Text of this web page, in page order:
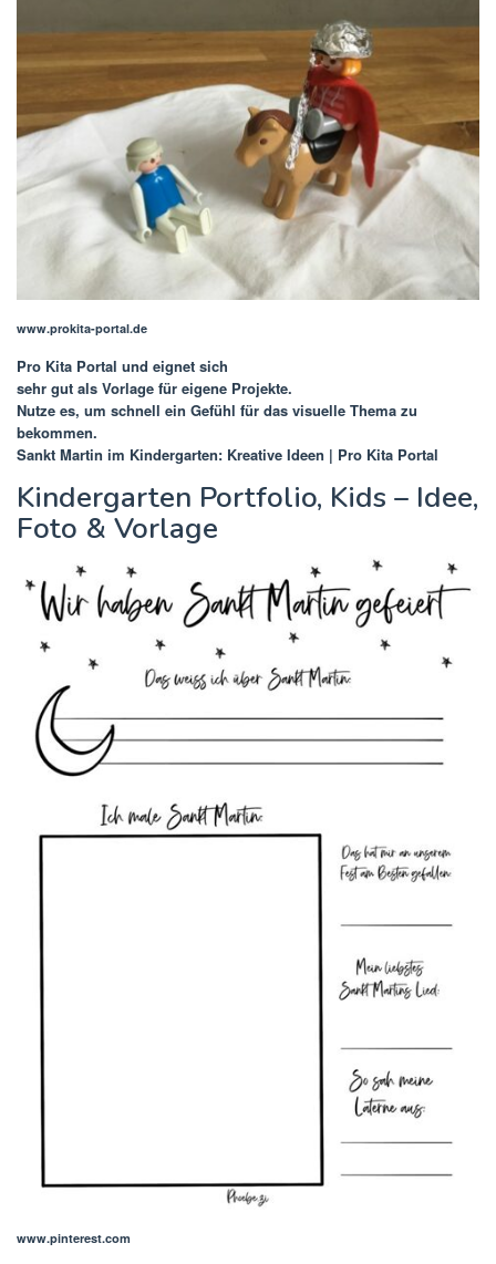
www.prokita-portal.de
Pro Kita Portal und eignet sich
sehr gut als Vorlage für eigene Projekte.
Nutze es, um schnell ein Gefühl für das visuelle Thema zu
bekommen.
Sankt Martin im Kindergarten: Kreative Ideen | Pro Kita Portal
Kindergarten Portfolio, Kids – Idee,
Foto & Vorlage
www.pinterest.com